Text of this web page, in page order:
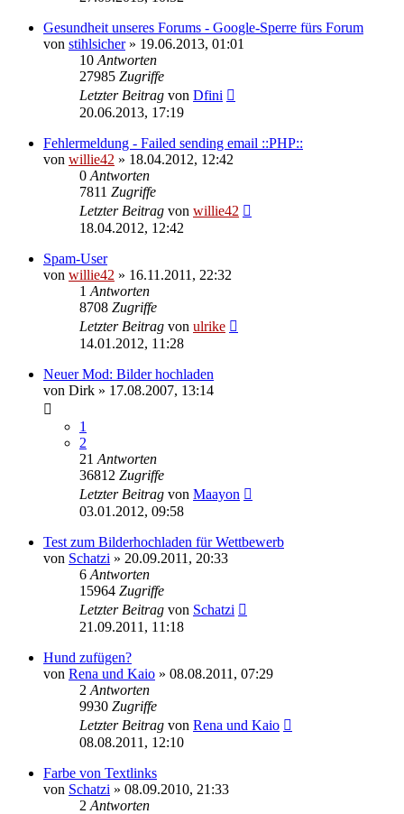
Gesundheit unseres Forums - Google-Sperre fürs Forum
von stihlsicher» 19.06.2013, 01:01
10 Antworten
27985 Zugriffe
Letzter Beitrag von Dfini
20.06.2013, 17:19
Fehlermeldung - Failed sending email ::PHP::
von willie42 » 18.04.2012, 12:42
0 Antworten
7811 Zugriffe
Letzter Beitrag von willie42
18.04.2012, 12:42
Spam-User
von willie42 » 16.11.2011, 22:32
1 Antworten
8708 Zugriffe
Letzter Beitrag von ulrike
14.01.2012, 11:28
Neuer Mod: Bilder hochladen
von Dirk » 17.08.2007, 13:14
1
2
21 Antworten
36812 Zugriffe
Letzter Beitrag von Maayon
03.01.2012, 09:58
Test zum Bilderhochladen für Wettbewerb
von Schatzi » 20.09.2011, 20:33
6 Antworten
15964 Zugriffe
Letzter Beitrag von Schatzi
21.09.2011, 11:18
Hund zufügen?
von Rena und Kaio » 08.08.2011, 07:29
2 Antworten
9930 Zugriffe
Letzter Beitrag von Rena und Kaio
08.08.2011, 12:10
Farbe von Textlinks
von Schatzi » 08.09.2010, 21:33
2 Antworten